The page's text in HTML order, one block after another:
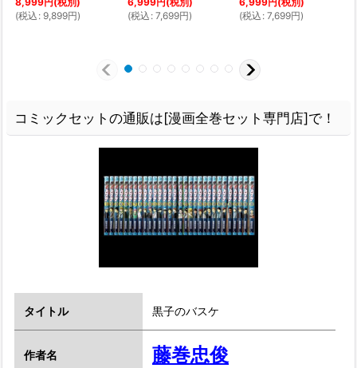
(税込 : 9,899円)
(税込 : 7,699円)
(税込 : 7,699円)
コミックセットの通販は[漫画全巻セット専門店]で！
タイトル 黒子のバスケ
作者名 藤巻忠俊